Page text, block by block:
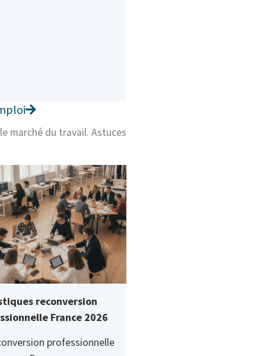
marché du travail. Astuces
reconversion
France 2026
professionnelle